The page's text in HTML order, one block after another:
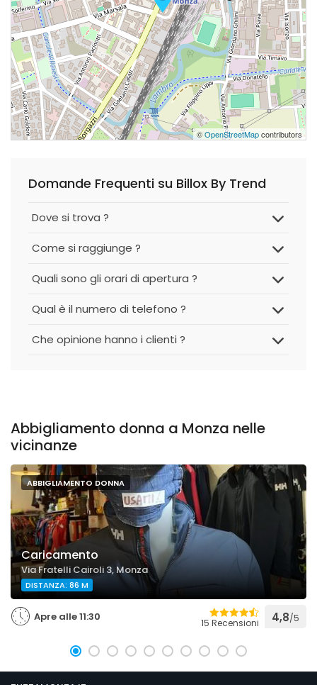
©OpenStreetMapcontributors
Domande Frequenti su Billox By Trend
Dove si trova ?
Come si raggiunge ?
Quali sono gli orari di apertura ?
Qual è il numero di telefono ?
Che opinione hanno i clienti ?
Abbigliamento donna a Monza nelle
vicinanze
ABBIGLIAMENTO DONNA
Caricamento
Via Fratelli Cairoli 3, Monza
DISTANZA: 86 M
Apre alle 11:30 15 Recensioni 4,8/5